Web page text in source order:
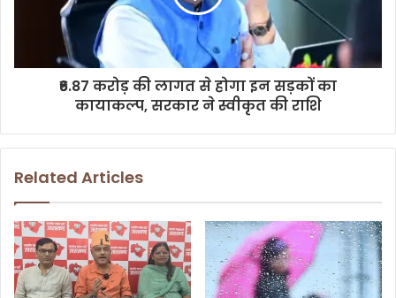
₹6.87 करोड़ की लागत से होगा इन सड़कों का
कायाकल्प, सरकार ने स्वीकृत की राशि
Related Articles